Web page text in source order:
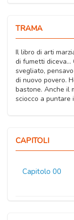
TRAMA
Il libro di arti
di fumetti diceva...
svegliato,
di nuovo povero.
bastone. Anche il
sciocco a
CAPITOLI
Capitolo 00